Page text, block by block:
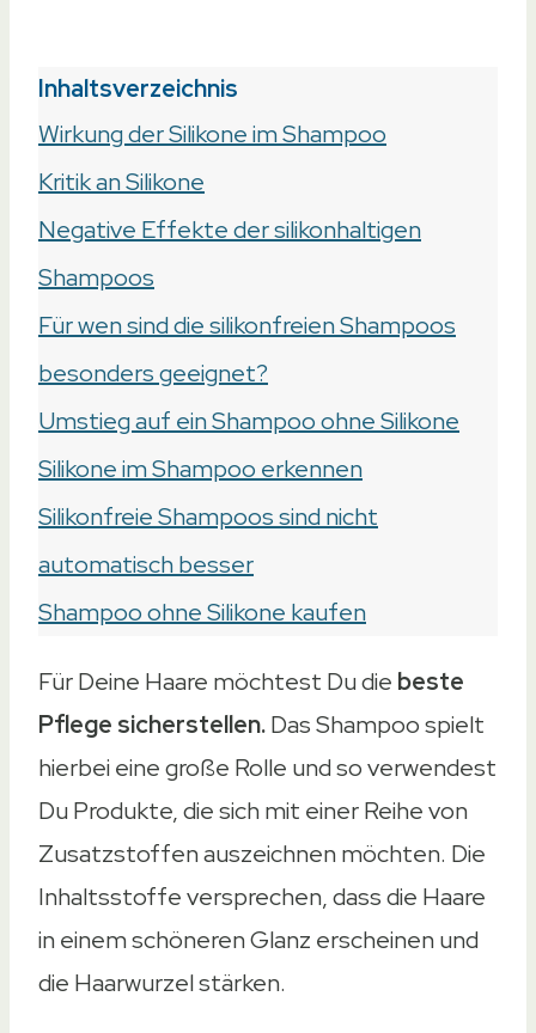
Inhaltsverzeichnis
Wirkung der Silikone im Shampoo
Kritik an Silikone
Negative Effekte der silikonhaltigen
Shampoos
Für wen sind die silikonfreien Shampoos
besonders geeignet?
Umstieg auf ein Shampoo ohne Silikone
Silikone im Shampoo erkennen
Silikonfreie Shampoos sind nicht
automatisch besser
Shampoo ohne Silikone kaufen
Für Deine Haare möchtest Du die beste
Pflege sicherstellen.Das Shampoo spielt
hierbei eine große Rolle und so verwendest
Du Produkte, die sich mit einer Reihe von
Zusatzstoffen auszeichnen möchten. Die
Inhaltsstoffe versprechen, dass die Haare
in einem schöneren Glanz erscheinen und
die Haarwurzel stärken.